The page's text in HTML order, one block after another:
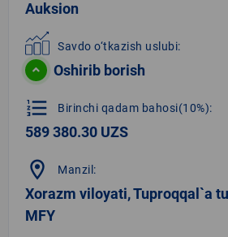
Auksion
Savdo o‘tkazish uslubi:
Oshirib borish
format_list_numbered Birinchi qadam bahosi(10%):
589 380.30 UZS
location_on Manzil:
Xorazm viloyati, Tuproqqal`a
MFY